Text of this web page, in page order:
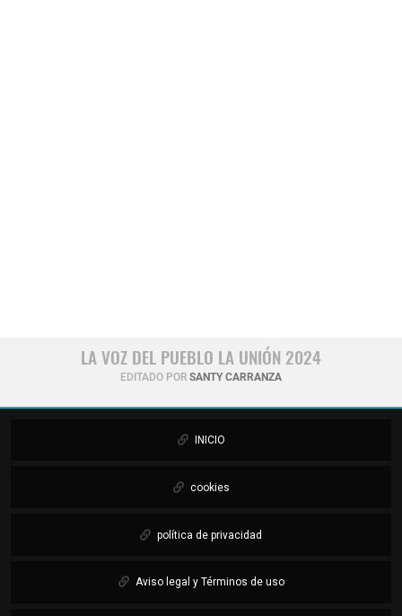
LA VOZ DEL PUEBLO LA UNIÓN 2024
EDITADO POR SANTY CARRANZA
INICIO
cookies
política de privacidad
Aviso legal y Términos de uso